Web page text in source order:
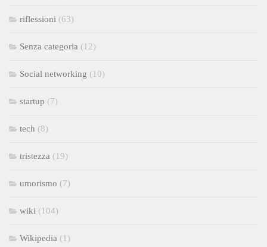
riflessioni (63)
Senza categoria (12)
Social networking (10)
startup (7)
tech (8)
tristezza (19)
umorismo (7)
wiki (104)
Wikipedia (1)